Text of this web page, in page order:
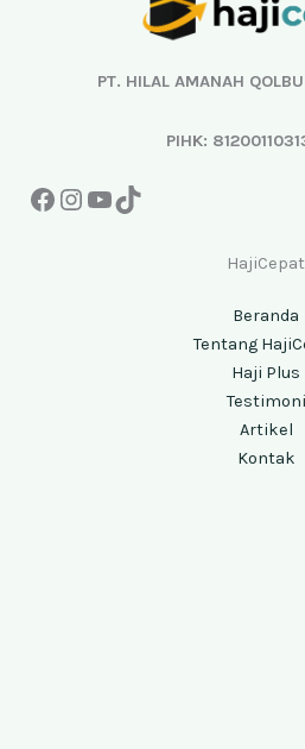
PT. HILAL AMANAH
PIHK:
HajiCepat
Beranda
Tentang
Haji Plus
Testimoni
Artikel
Kontak